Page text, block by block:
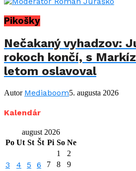
Pikošky
Nečakaný vyhadzov:
rokoch končí, s
letom oslavoval
Autor Mediaboom5. augusta 2026
Kalendár
august 2026
Po Ut St Št Pi So Ne
1
2
3 4 5 6 7 8
9